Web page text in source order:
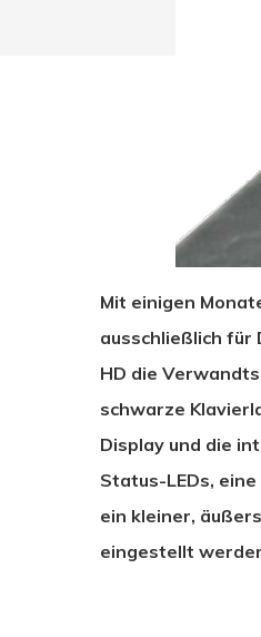
Drücken Sie Enter
Mit einigen
ausschließlich für
HD die
schwarze
Display und die
Status-LEDs,
ein kleiner,
eingestellt